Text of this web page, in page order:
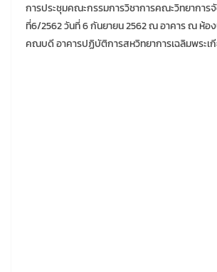
การประชุมคณะกรรมการวิชาการคณะวิทยาการ
ที่6/2562 วันที่ 6 กันยายน 2562 ณ อาคาร ณ ห้อ
คณบดี อาคารปฏิบัติการสหวิทยาการเฉลิมพระเ